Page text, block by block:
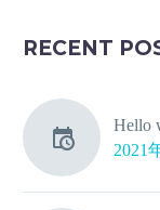
RECENT
Hello
2021